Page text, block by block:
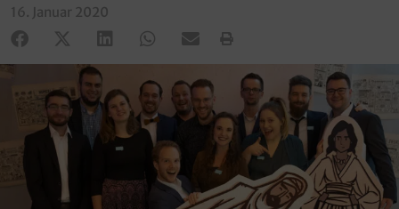
16. Januar 2020